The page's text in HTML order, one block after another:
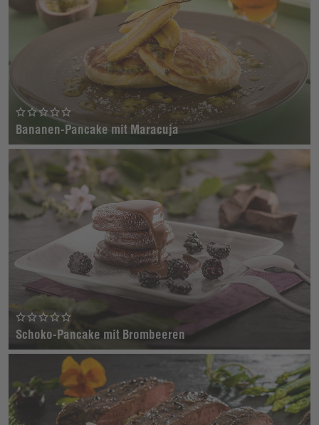
Bananen-Pancake mit Maracuja
Schoko-Pancake mit Brombeeren